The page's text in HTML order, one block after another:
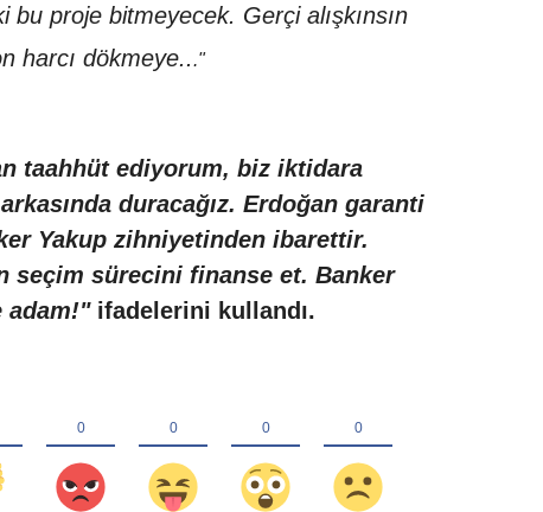
proje bitmeyecek. Gerçi alışkınsın
harcı dökmeye..."
taahhüt ediyorum, biz iktidara
duracağız. Erdoğan garanti
Yakup zihniyetinden ibarettir.
seçim sürecini finanse et. Banker
adam!" ifadelerini kullandı.